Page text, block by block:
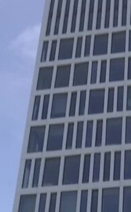
No media